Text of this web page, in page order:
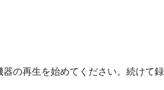
の再生を始めてください。続けて